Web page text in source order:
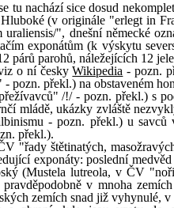
tu nachází sice dosud
(v originále "erlegt in
", dnešní německé
exponátům (k výskytu
párů parohů, náležejících 12
o ní českyWikipedia - pozn.
pozn. překl.) na obstaveném
/!/ - pozn. překl.) s
mládě, ukázky zvláště
- pozn. překl.) u savců
překl.).
"řady štětinatých,
exponáty: poslední
(Mustela lutreola, v ČV
v mnoha
zemích snad již vyhynulé,